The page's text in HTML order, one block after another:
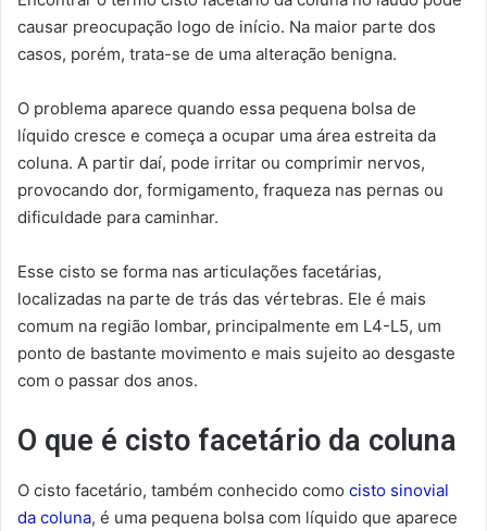
causar preocupação logo de início. Na maior parte dos
casos, porém, trata-se de uma alteração benigna.
O problema aparece quando essa pequena bolsa de
líquido cresce e começa a ocupar uma área estreita da
coluna. A partir daí, pode irritar ou comprimir nervos,
provocando dor, formigamento, fraqueza nas pernas ou
dificuldade para caminhar.
Esse cisto se forma nas articulações facetárias,
localizadas na parte de trás das vértebras. Ele é mais
comum na região lombar, principalmente em L4-L5, um
ponto de bastante movimento e mais sujeito ao desgaste
com o passar dos anos.
O que é cisto facetário da coluna
O cisto facetário, também conhecido como cisto sinovial
da coluna, é uma pequena bolsa com líquido que aparece